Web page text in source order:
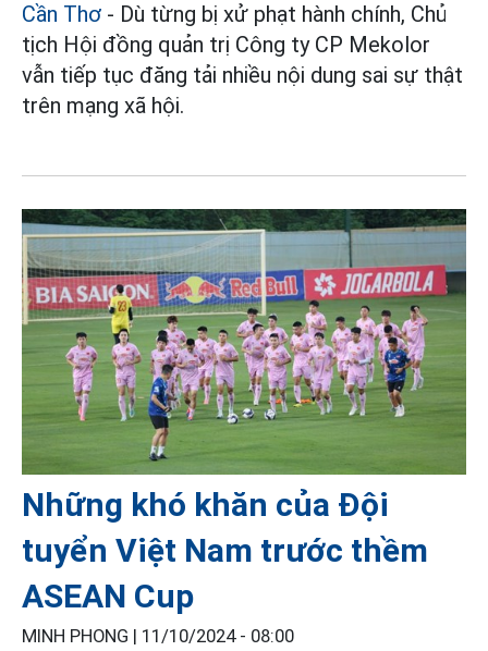
Cần Thơ - Dù từng bị xử phạt hành chính, Chủ
tịch Hội đồng quản trị Công ty CP Mekolor
vẫn tiếp tục đăng tải nhiều nội dung sai sự thật
trên mạng xã hội.
Những khó khăn của Đội
tuyển Việt Nam trước thềm
ASEAN Cup
MINH PHONG | 11/10/2024 - 08:00